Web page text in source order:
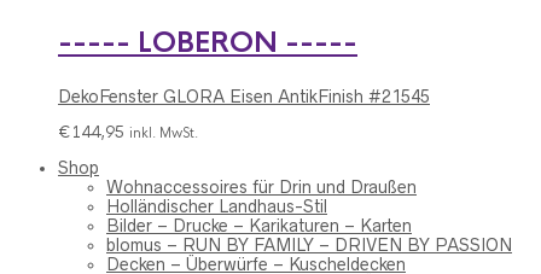
----- LOBERON -----
DekoFenster GLORA Eisen AntikFinish #21545
€144,95 inkl. MwSt.
Shop
Wohnaccessoires für Drin und Draußen
Holländischer Landhaus-Stil
Bilder – Drucke – Karikaturen – Karten
blomus – RUN BY FAMILY – DRIVEN BY PASSION
Decken – Überwürfe – Kuscheldecken